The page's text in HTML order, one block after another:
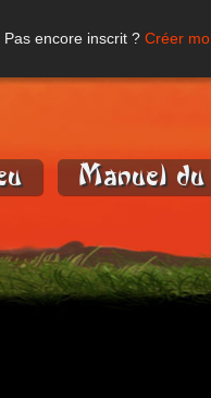
Pas encore inscrit ? Créer
Manuel